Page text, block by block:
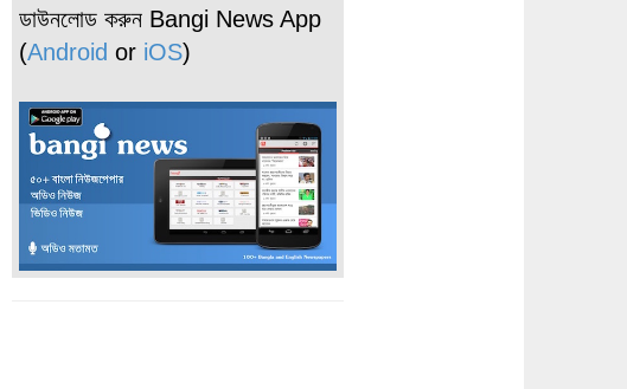
ডাউনলোড করুন Bangi News App
(Android or iOS)